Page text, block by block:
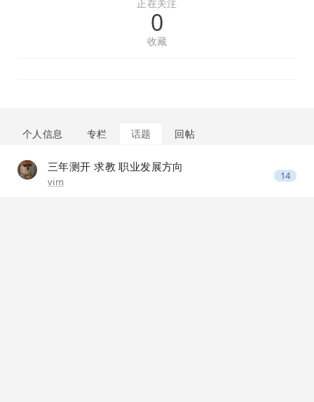
正在关注
0
收藏
个人信息 专栏 话题 回帖
三年测开 求教 职业发展方向
vim 14